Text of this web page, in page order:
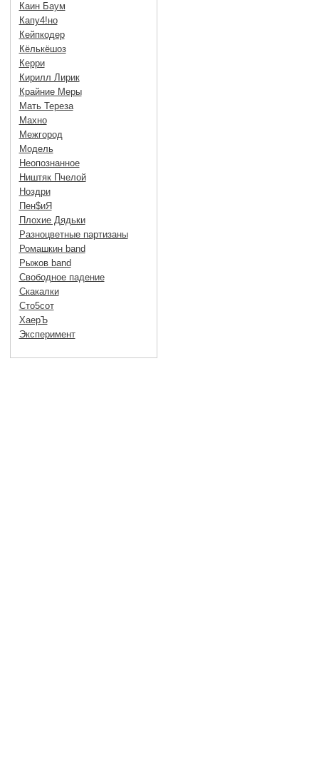
Каин Баум
Капу4!но
Кейпкодер
Кёлькёшоз
Керри
Кирилл Лирик
Крайние Меры
Мать Тереза
Махно
Межгород
Модель
Неопознанное
Ништяк Пчелой
Ноздри
Пен$иЯ
Плохие Дядьки
Разноцветные партизаны
Ромашкин band
Рыжов band
Свободное падение
Скакалки
Сто5сот
ХаерЪ
Эксперимент